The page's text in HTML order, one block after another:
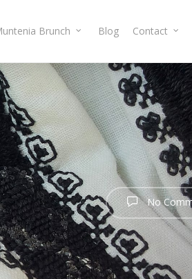
Brunch Blog Contact
No